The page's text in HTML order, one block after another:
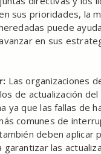
sus prioridades, la
puede
en sus
Las organizaciones
de actualización
ya que las fallas de
comunes de
deben aplicar
garantizar las